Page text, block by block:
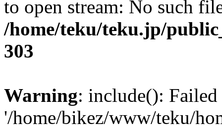
to open stream: No such
/home/teku/teku.jp/
303
Warning: include():
'/home/bikez/www/teku/